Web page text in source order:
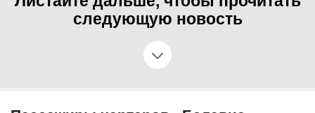
следующую новость